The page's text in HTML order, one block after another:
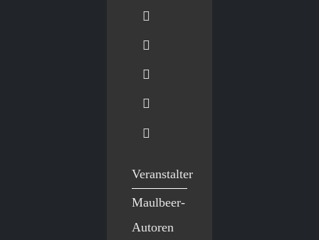
Veranstalter
Maulbeer-
Autoren